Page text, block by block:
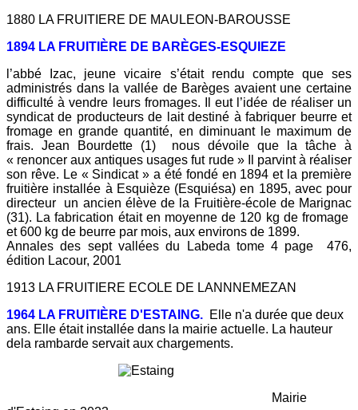
1880 LA FRUITIERE DE MAULEON-BAROUSSE
1894 LA FRUITIÈRE DE BARÈGES-ESQUIEZE
l’abbé Izac, jeune vicaire s’était rendu compte que ses
administrés dans la vallée de Barèges avaient une certaine
difficulté à vendre leurs fromages. Il eut l’idée de réaliser un
syndicat de producteurs de lait destiné à fabriquer beurre et
fromage en grande quantité, en diminuant le maximum de
frais. Jean Bourdette (1) nous dévoile que la tâche à
« renoncer aux antiques usages fut rude » Il parvint à réaliser
son rêve. Le « Sindicat » a été fondé en 1894 et la première
fruitière installée à Esquièze (Esquiésa) en 1895, avec pour
directeur un ancien élève de la Fruitière-école de Marignac
(31). La fabrication était en moyenne de 120 kg de fromage
et 600 kg de beurre par mois, aux environs de 1899.
Annales des sept vallées du Labeda tome 4 page 476,
édition Lacour, 2001
1913 LA FRUITIERE ECOLE DE LANNNEMEZAN
1964 LA FRUITIÈRE D'ESTAING. Elle n'a durée que deux
ans. Elle était installée dans la mairie actuelle. La hauteur
dela rambarde servait aux chargements.
Mairie